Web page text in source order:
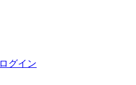
ログイン